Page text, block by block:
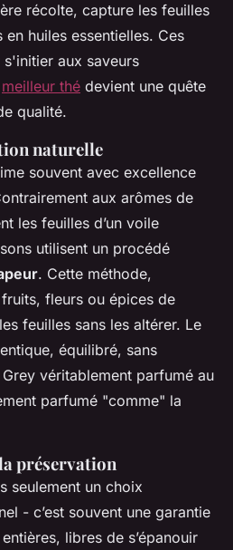
récolte, capture les feuilles
huiles essentielles. Ces
aux saveurs
meilleur thé devient une quête
qualité.
naturelle
souvent avec excellence
aux arômes de
les feuilles d’un voile
utilisent un procédé
. Cette méthode,
fleurs ou épices de
feuilles sans les altérer. Le
équilibré, sans
véritablement parfumé au
parfumé "comme" la
préservation
seulement un choix
- c’est souvent une garantie
libres de s’épanouir